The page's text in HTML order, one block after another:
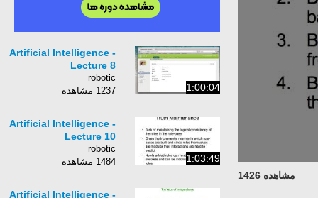
مشاهده 1426
1:00:04
Artificial Intelligence -
Lecture 8
robotic
1237 مشاهده
1:03:49
Artificial Intelligence -
Lecture 10
robotic
1484 مشاهده
Artificial Intelligence -